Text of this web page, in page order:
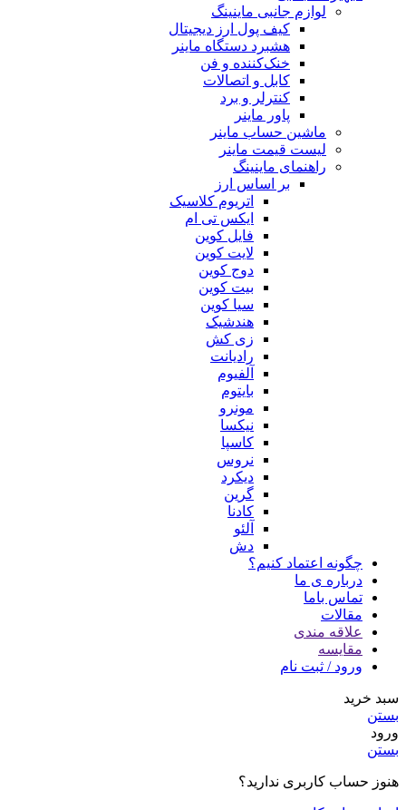
لوازم جانبی ماینینگ
کیف پول ارز دیجیتال
هشبرد دستگاه ماینر
خنک‌کننده و فن
کابل و اتصالات
کنترلر و برد
پاور ماینر
ماشین حساب ماینر
لیست قیمت ماینر
راهنمای ماینینگ
بر اساس ارز
اتریوم کلاسیک
ایکس تی ام
فایل کوین
لایت کوین
دوج کوین
بیت کوین
سیا کوین
هندشیک
زی کش
رادیانت
آلفیوم
بایتوم
مونرو
نیکسا
کاسپا
نروس
دیکرد
گرین
کادنا
آلئو
دش
چگونه اعتماد کنیم؟
درباره ی ما
تماس باما
مقالات
علاقه مندی
مقایسه
ورود / ثبت نام
سبد خرید
بستن
ورود
بستن
هنوز حساب کاربری ندارید؟